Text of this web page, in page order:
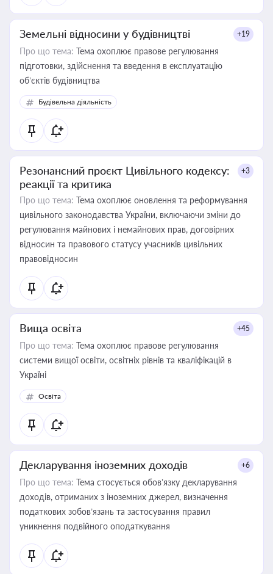
Земельні відносини у будівництві +19
Про що тема: Тема охоплює правове регулювання
підготовки, здійснення та введення в експлуатацію
об’єктів будівництва
Будівельна діяльність
Резонансний проєкт Цивільного кодексу:
реакції та критика
+3
Про що тема: Тема охоплює оновлення та реформування
цивільного законодавства України, включаючи зміни до
регулювання майнових і немайнових прав, договірних
відносин та правового статусу учасників цивільних
правовідносин
Вища освіта +45
Про що тема: Тема охоплює правове регулювання
системи вищої освіти, освітніх рівнів та кваліфікацій в
Україні
Освіта
Декларування іноземних доходів +6
Про що тема: Тема стосується обов’язку декларування
доходів, отриманих з іноземних джерел, визначення
податкових зобов’язань та застосування правил
уникнення подвійного оподаткування